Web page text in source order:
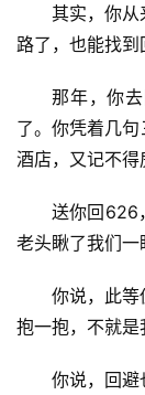
其实，你
路了，也能找到
那年，你
了。你凭着几
酒店，又记不得
送你回626
老头瞅了我们一
你说，此等
抱一抱，不就是
你说，回避